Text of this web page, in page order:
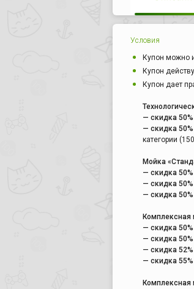
Условия
Купон можно
Купон
Купон дает
— скидка 50%
— скидка 50%
категории
Мойка
— скидка 50%
— скидка 50%
— скидка 50%
Комплексная
— скидка 50%
— скидка 50%
— скидка 52%
— скидка 55%
Комплексная